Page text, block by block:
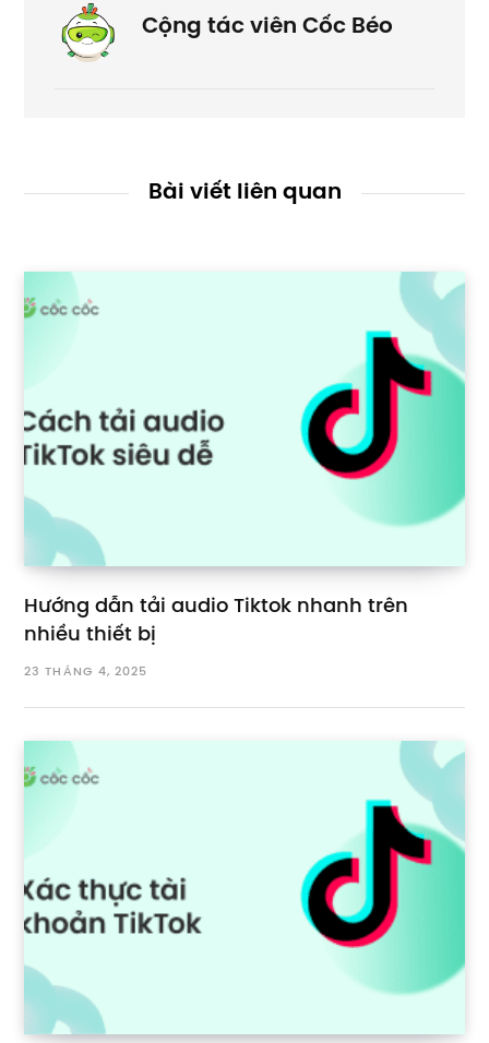
Cộng tác viên Cốc Béo
Bài viết liên quan
Hướng dẫn tải audio Tiktok nhanh trên
nhiều thiết bị
23 THÁNG 4, 2025